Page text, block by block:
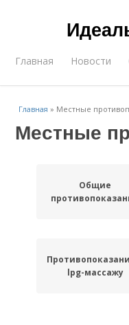
Главная Новости
Главная » Местные
Местные
Общие
lpg-массажу